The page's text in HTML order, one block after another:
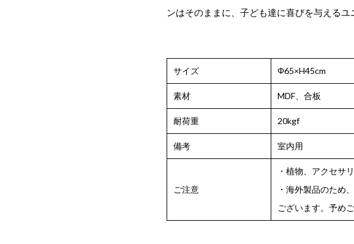
ンはそのままに、子ども達に喜びを与える
サイズ Φ65×H45cm
素材 MDF、合板
耐荷重 20kgf
備考 室内用
ご注意
・植物、アクセサ
・海外製品のため
ございます。予め